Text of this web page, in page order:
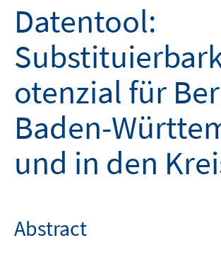
Datentool:
otenzial für
Baden-
und in den
Abstract